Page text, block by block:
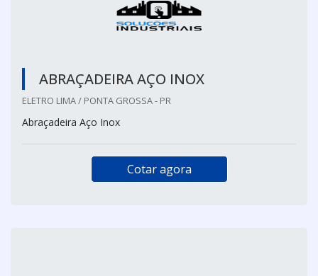
ABRAÇADEIRA AÇO INOX
ELETRO LIMA / PONTA GROSSA - PR
Abraçadeira Aço Inox
Cotar agora